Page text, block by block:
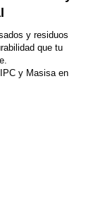
y residuos
que tu
y Masisa en